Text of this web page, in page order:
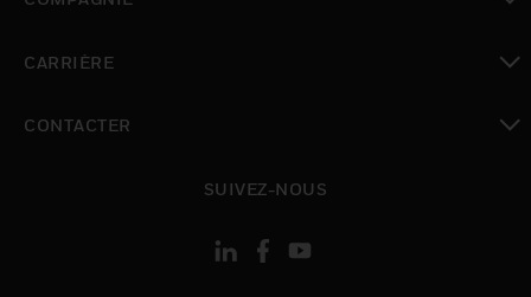
CARRIÈRE
CONTACTER
SUIVEZ-NOUS